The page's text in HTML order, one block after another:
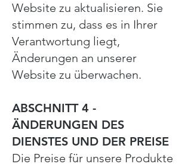
Website zu aktualisieren. Sie
stimmen zu, dass es in Ihrer
Verantwortung liegt,
Änderungen an unserer
Website zu überwachen.
ABSCHNITT 4 -
ÄNDERUNGEN DES
DIENSTES UND DER PREISE
Die Preise für unsere Produkte